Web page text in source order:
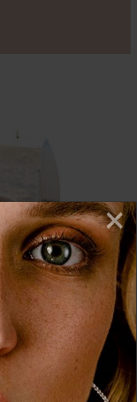
Einige von
helfen,
×